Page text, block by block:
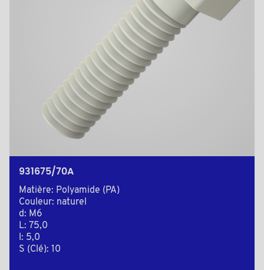
931675/70A
Matière: Polyamide (PA)
Couleur: naturel
d: M6
L: 75,0
l: 5,0
S (Clé): 10